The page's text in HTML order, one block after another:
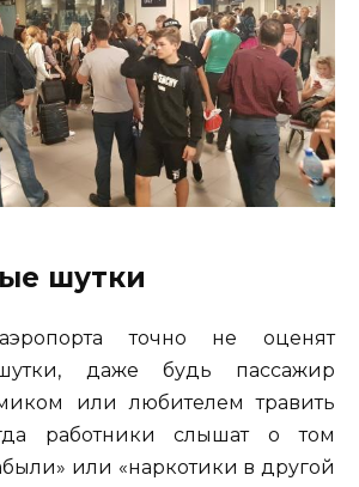
шутки
точно не оценят
даже будь пассажир
или любителем травить
работники слышат о том
или «наркотики в другой